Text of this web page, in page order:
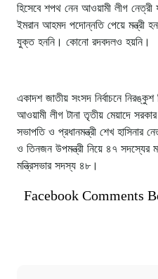
হিসেবে শপথ নেন আওয়ামী লীগ নেত্রী
ইমরান আহমদ পদোন্নতি পেয়ে মন্ত্রী
যুক্ত হননি। কোনো রদবদলও হয়নি।
একাদশ জাতীয় সংসদ নির্বাচনে
আওয়ামী লীগ টানা তৃতীয় মেয়াদে
সভাপতি ও প্রধানমন্ত্রী শেখ হাসিনার
ও তিনজন উপমন্ত্রী নিয়ে ৪৭ সদস্যের
মন্ত্রিসভার সদস্য ৪৮।
Facebook Comments